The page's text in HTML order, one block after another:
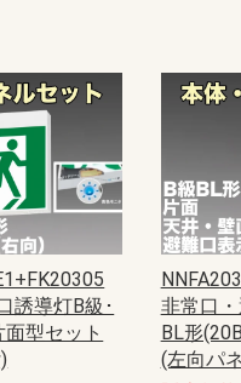
ェフコム
ナソニック
電式スポット型感知器
温式スポット型感知器
動式スポット型感知器
信機(自動試験機能対応)
ドレス設定用機器
隔試験アダプタ
火栓起動装置
ックス
隔試験関連機器
、LPガス用1級受信機（
ステム専用）
継器・蓄電池設備
報器
継器・副表示機・表示装置
知器
通接続機器
電アナログ式スポット型
般型熱感知器差動式
温式型熱感知器
温式スポット型(DFG)熱感
アナログ式スポット型
継器
１級火報単盤、5?20回線
１級火報単盤、25?40・
線
２級受信機
示盤05?20回線
示盤25?40回線
示盤25〜50回線
示盤50?100回線
示盤110?150回線
1級露出型
1級埋込型
2級露出型
2級埋込型
動式分布型感知器用
級
級
示灯
受話器
報中継器
作部
動、音響装置・表示灯
体型・複合装置
継器・各種装置
信機・モニタ一体型
知器
関通話・管理機器
報器
報機
示灯・中継器
知器
源装置
動操作盤
知器
火戸用レリーズ・ドアク
ッケル・カドミウム蓄電池
機器用カバー
電球
機器用カバー・ボックス
1級
1級複合
2級受信機
プション
PIIIシステム用P型1級
PIIIシステム用P型1級複合
図式進PIIIシステム用
型1級複合
ロテクタ
知器（LPガス用）
知器（都市ガス用）
知器用ベース
外警報器
信機（LPガス用）
信機（都市ガス用）
継器
常電源装置
示灯
動式・P-AT
動式・R-AT
動式・一般型
動式・遠隔試験機能付
動式・連続移報用
動式分布型
動式分布型感知器収納箱
温式・P-AT
温式・R-AT
温式・一般型
温式・遠隔試験機能付
温式・連続移報用
材
電式・P-AT
電式・R-AT
電式・一般型
電式・遠隔試験機能付
電式・蓄積型
電式分離型
ドレス設定器
ープケーブル工事
ニューアルプレート
知器着脱器
器収容箱用保護網
器埋込用ボックス
板
持棒
信機収納箱
納函
検函
1級用発信機内蔵
2級用発信機内蔵
用発信機内蔵
ドレッサブル発信機内蔵
プション・補助装置
声警報装置
アホン
信機
宅情報盤
ダプタ・オプション
もるくん（住宅用火災警
ダプタ・中継器
継器
継器収容箱
体型
響装置
動装置
作部
示灯
合装置
ューズ
ゼットヒューズ
報接点付ヒューズ
信機等用
区表示窓板
信機用
示灯用
備電池
本体 1GPV0 火報
本体 1GPV0 火報・複
本体 1PM2 火報
本体 1PM2 複合
本体 1PN1
本体 1PS1
本体 1PS1 複合
本体 1PV0 火報
本体 1PV0 火報・複合
用化粧枠
用金台
用付属品
用埋込ボックス
受信機
属電源装置・機器
受信機
体
ピーカー・サイレン
動式消火設備
止弁・逃し弁
通機器
動起動装置
御盤 閉止弁対応無
御盤 閉止弁対応有
択弁
素パッケージ
素消火設備用
蔵容器
常電源装置
射ヘッド
止弁
ガス用
流電源装置
市ガス用警報器・中継器
市ガス用受信機
斉開放弁
放型スプリンクラー
御盤
鎖型ヘッド 1種
鎖型ヘッド 2種
水型ヘッド
水型ヘッド用盤
水検知装置
結散水設備
用
自動試験・遠隔試験対応
自動試験対応
感知器
電式スポット型
電式分離型
込ベース
動式スポット型
動式分布型
酸・耐アルカリ型
温式スポット型
検ボックス
込用プレート
1級
1級（1PS1用）
1級（R型用）
2級
布型感知器用
1級受信機本体 KP対応
ンターホン設備
声警報・非常電源装置
験機能付感知器
継器・外部試験器
災警報器
火器
震保安灯
境監視盤
視盤金台
高感度センサ
体型
作部
示灯・音響装置・起動装置
合装置
ォームヘッド
発泡機
定駐車場用
消火薬剤混合器
フカサ120・ヨコ300
フカサ120・ヨコ400
フカサ120・ヨコ500
フカサ120・ヨコ600
フカサ120・ヨコ700
フカサ160・ヨコ300
フカサ160・ヨコ400
フカサ160・ヨコ500
フカサ160・ヨコ600
フカサ160・ヨコ700
フカサ160・ヨコ800
フカサ160・ヨコ900
フカサ160・ヨコ1000
フカサ200・ヨコ300
フカサ200・ヨコ400
フカサ200・ヨコ500
フカサ200・ヨコ600
フカサ200・ヨコ700
フカサ200・ヨコ800
フカサ200・ヨコ900
フカサ200・ヨコ1000
ケーブルカッター
ケーブルストリッパー
ケーブル撚り線戻し
ジュラー圧着工具
接工具
ーブルジョイント
ジュラーカバー
ジュラープラグ（カテゴ
）
ジュラープラグ（カテゴ
）
ジュラープラグ（カテゴ
ーブルストリッパー
人工具セット
気工事士技能試験工具セ
ライバー
ンキーレンチ
チェットドライバー
チェットレンチ・ソケッ
電ドライバー用アダプター
電ドライバー用チャック
電ドライバー用ビット
角レンチ・特殊レンチ
切りボルト用レンチ
用マルチキー
ーマー
し切りノコ・引き廻しノコ
刃式ノコ
膏ボード用ノコ
工ナイフ
ースオーガー
ーブルベンダー
ンマー
イプベンダー
縮チューブ用熱収縮工具
ッパー
ライヤー
ンチ
アコンダクトカッター
ーブルカッター
ャンネルカッター
リカチューブカッター
ルチハサミ
ールカッター
ビパイプカッター
切ボルトカッター
切バサミ
ングスリーブ（VAスリ
ンタクトピン用
ーラー用
ェルール端子専用
着工具交換バネ
縁端子用
縁閉端子用
端子・PBスリーブ用
ブラー
ブラー（アタッチメント
ードカッター
断機
ールボックス
ーツボックス
ート裏収納
リケード
イロン（ロードコーン）
載用ボックス
載用収納棚（カルプラ テ
）
載用収納棚（カルプラ 引
）
載用収納棚（バンキャビ
イド棚）
載用収納棚（バンキャビ
ーブル）
載用収納棚（バンキャビ
き出し）
尺パイプケース
ルスレーザー受光器
ーザー墨出し器用三脚
ーザー墨出し用メガネ
電器・チェッカー
線チェッカー
流・電圧・抵抗測定器
メラ探査器
ージ
ジタルケーブルメジャー
ジャー
知器
平器
度計
度計
離測定器
しご用カバー
立用ソックス・カバー
トリッパーホルダー
ライバーホルダー
ンマーホルダー
ーツポケット
ストバンドツール
電ドライバーホルダー
着工具ホルダー
具用フック・ホルダー
具用ホルダー（キャンバ
具用ホルダー（合成皮革）
具用ホルダー（新素材）
具用ホルダー（樹脂）
具用ホルダー（革）
・ボトルホルダー
スペンダー・サポートベ
ーパッド・膝当て
スト
ルト
っくりバケツ
ールバケット
ールバッグ
型バケツ（エステル帆布
型バケツ（エステル帆布
）
型バケツ（帆布製）
型バケツ（帆布＋樹脂底）
立用バッグ
物収納ケース
水収納ケース
ューズカバー
袋
袋インナーケース
袋（キャンバス地）
袋（合成皮革）
袋（新素材）
袋（樹脂）
袋（革）
り戻し
ーブルグリップ（スタン
イプ）
ーブルグリップ（中間引
ーブルグリップ（軽荷重
）
チール呼線
ラスチック呼線
線ケース
線リール（スタンド型）
リール式
＋PP被覆リール式
ョイント式
端金具
ーブルローラー・吊り金車
ードキャッチャー
イティングクリーナー
ンプチェンジャーセット
ンプチェンジャー用キャ
ド
ンプチェンジャー用ポール
管ランプチェンジャー
動ランプチェンジャー
メラ雲台付ポール
フター
車・運搬シート
災感知器交換用ポール
台照明シュート用ポール
常誘導灯点検用ポール
所作業ポール
道直結給水式
帯用
パレートタイプ
ンビネーションタイプ
軸2ウェイ
ステム天井用
イパワータイプ
指向性型
般型
滴型
載用
ランス付
体
ライバーユニット
ッチングトランス
連商品
体
誘導灯B級･
型セット
非常口
BL形
(左向パ